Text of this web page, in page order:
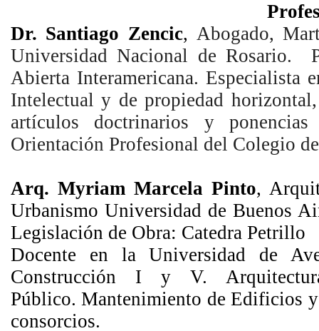
Dr. Santiago Zencic, Abogado,
Universidad Nacional de Rosario.
Abierta Interamericana. Especialista
Intelectual y de propiedad
artículos doctrinarios y
Orientación Profesional del Colegio
Arq. Myriam Marcela Pinto,
Urbanismo Universidad de Buenos
Legislación de Obra: Catedra Petrillo
Docente en la Universidad de
Construcción I y V.
Público.Mantenimiento de Edificios
consorcios.